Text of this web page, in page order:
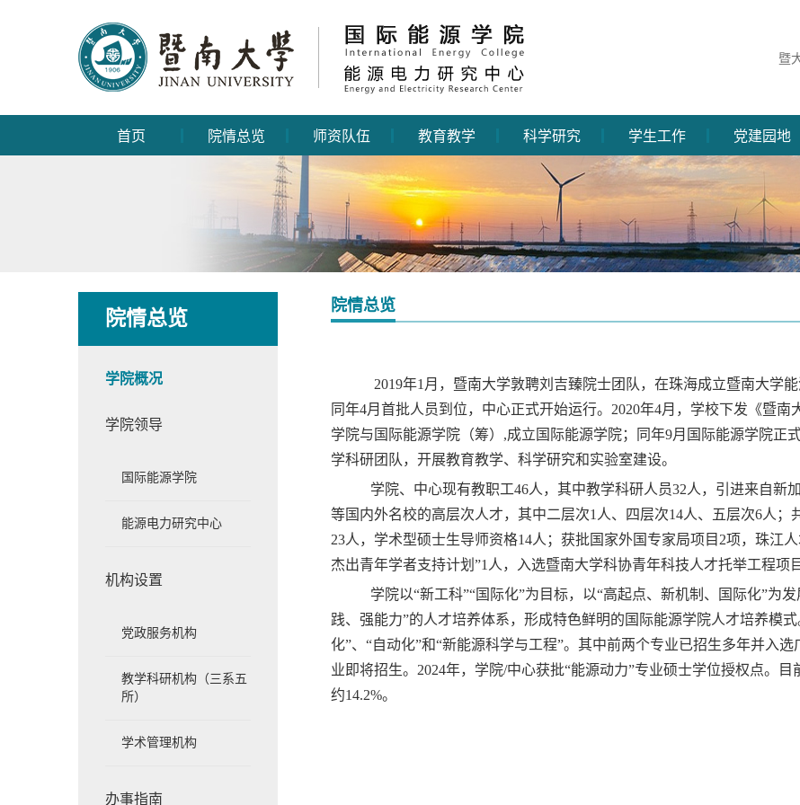
暨
首页 院情总览 师资队伍 教育教学 科学研究 学生工作 党建园地
院情总览
学院概况
学院领导
国际能源学院
能源电力研究中心
机构设置
党政服务机构
教学科研机构（三系五
所）
学术管理机构
办事指南
院情总览
2019年1月，暨南大学敦聘刘吉臻院士团队，在珠海成立暨南大学能
同年4月首批人员到位，中心正式开始运行。2020年4月，学校下发《暨
学院与国际能源学院（筹）,成立国际能源学院；同年9月国际能源学院正
学科研团队，开展教育教学、科学研究和实验室建设。
学院、中心现有教职工46人，其中教学科研人员32人，引进来自新加
等国内外名校的高层次人才，其中二层次1人、四层次14人、五层次6人
23人，学术型硕士生导师资格14人；获批国家外国专家局项目2项，珠江
杰出青年学者支持计划”1人，入选暨南大学科协青年科技人才托举工程项
学院以“新工科”“国际化”为目标，以“高起点、新机制、国际化”为发
践、强能力”的人才培养体系，形成特色鲜明的国际能源学院人才培养模
化”、“自动化”和“新能源科学与工程”。其中前两个专业已招生多年并入
业即将招生。2024年，学院/中心获批“能源动力”专业硕士学位授权点。
约14.2%。